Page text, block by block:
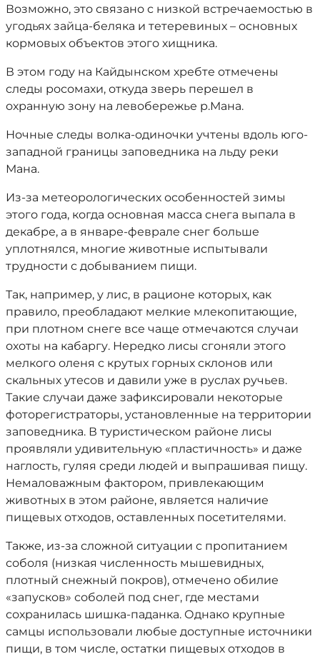
Возможно, это связано с низкой встречаемостью в
угодьях зайца-беляка и тетеревиных – основных
кормовых объектов этого хищника.
В этом году на Кайдынском хребте отмечены
следы росомахи, откуда зверь перешел в
охранную зону на левобережье р.Мана.
Ночные следы волка-одиночки учтены вдоль юго-
западной границы заповедника на льду реки
Мана.
Из-за метеорологических особенностей зимы
этого года, когда основная масса снега выпала в
декабре, а в январе-феврале снег больше
уплотнялся, многие животные испытывали
трудности с добыванием пищи.
Так, например, у лис, в рационе которых, как
правило, преобладают мелкие млекопитающие,
при плотном снеге все чаще отмечаются случаи
охоты на кабаргу. Нередко лисы сгоняли этого
мелкого оленя с крутых горных склонов или
скальных утесов и давили уже в руслах ручьев.
Такие случаи даже зафиксировали некоторые
фоторегистраторы, установленные на территории
заповедника. В туристическом районе лисы
проявляли удивительную «пластичность» и даже
наглость, гуляя среди людей и выпрашивая пищу.
Немаловажным фактором, привлекающим
животных в этом районе, является наличие
пищевых отходов, оставленных посетителями.
Также, из-за сложной ситуации с пропитанием
соболя (низкая численность мышевидных,
плотный снежный покров), отмечено обилие
«запусков» соболей под снег, где местами
сохранилась шишка-паданка. Однако крупные
самцы использовали любые доступные источники
пищи, в том числе, остатки пищевых отходов в